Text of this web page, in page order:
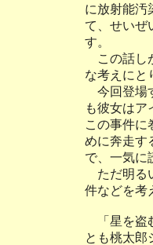
に放射能汚
て、せいぜ
す。
この話し
な考えにと
今回登場
も彼女は
この事件に
めに奔走す
で、一気に
ただ明る
件などを考
「星を盗
とも桃太郎